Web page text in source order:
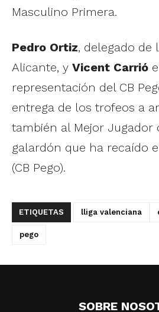
Masculino Primera.
Pedro Ortiz, delegado de
Alicante, y Vicent Carrió
representación del CB
entrega de los trofeos a
también al Mejor Jugador
galardón que ha recaído
(CB Pego).
ETIQUETAS lliga valenciana
pego
SOBRE